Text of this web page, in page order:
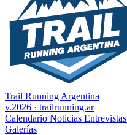
Trail Running Argentina
v.2026 · trailrunning.ar
Calendario Noticias Entrevistas
Galerías